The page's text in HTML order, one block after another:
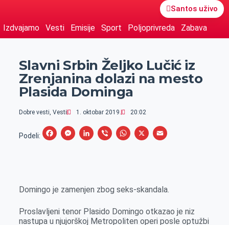
Santos uživo
Izdvajamo Vesti Emisije Sport Poljoprivreda Zabava
Slavni Srbin Željko Lučić iz
Zrenjanina dolazi na mesto
Plasida Dominga
Dobre vesti, Vesti 1. oktobar 2019. 20:02
Podeli:
F
b
o
M
e
g
L
e
I
V
r
W
s
p
X
E
l
Domingo je zamenjen zbog seks-skandala.
Proslavljeni tenor Plasido Domingo otkazao je niz
nastupa u njujorškoj Metropoliten operi posle optužbi